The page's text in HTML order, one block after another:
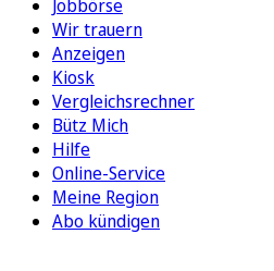
Jobbörse
Wir trauern
Anzeigen
Kiosk
Vergleichsrechner
Bütz Mich
Hilfe
Online-Service
Meine Region
Abo kündigen